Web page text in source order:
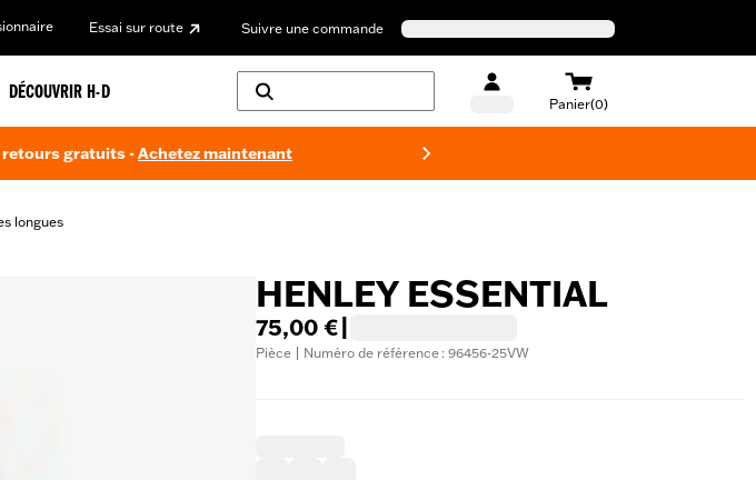
Essai sur route Suivre une commande
DÉCOUVRIR H-D
Panier(0)
retours gratuits -Achetez maintenant
longues
HENLEY ESSENTIAL
75,00 €
Pièce | Numéro de référence : 96456-25VW